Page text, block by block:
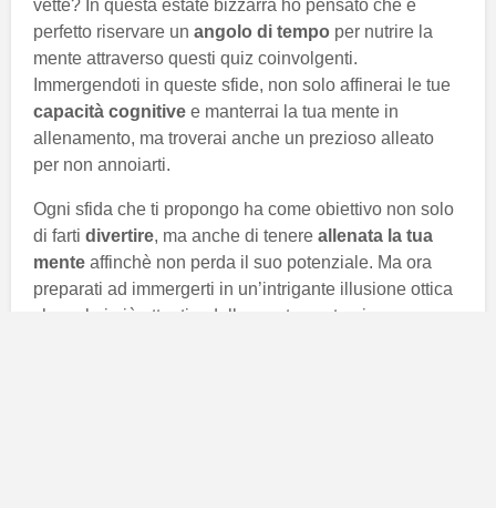
vette? In questa estate bizzarra ho pensato che è
perfetto riservare un angolo di tempo per nutrire la
mente attraverso questi quiz coinvolgenti.
Immergendoti in queste sfide, non solo affinerai le tue
capacità cognitive e manterrai la tua mente in
allenamento, ma troverai anche un prezioso alleato
per non annoiarti.
Ogni sfida che ti propongo ha come obiettivo non solo
di farti divertire, ma anche di tenere allenata la tua
mente affinchè non perda il suo potenziale. Ma ora
preparati ad immergerti in un’intrigante illusione ottica
che solo i più attenti e dalla mente acuta, riescono a